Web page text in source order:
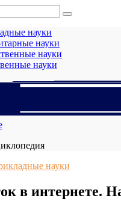
науки
науки
науки
науки
науки
в интернете.